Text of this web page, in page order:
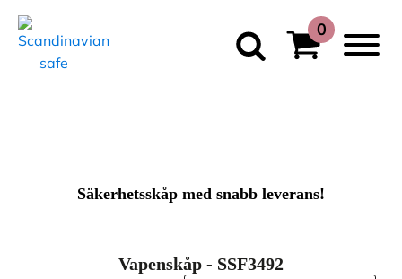
Säkerhetsskåp med snabb leverans!
Vapenskåp - SSF3492